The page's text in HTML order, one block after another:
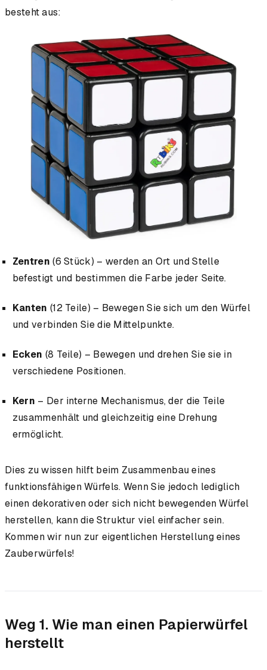
besteht aus:
Zentren (6 Stück) – werden an Ort und Stelle
befestigt und bestimmen die Farbe jeder Seite.
Kanten (12 Teile) – Bewegen Sie sich um den Würfel
und verbinden Sie die Mittelpunkte.
Ecken (8 Teile) – Bewegen und drehen Sie sie in
verschiedene Positionen.
Kern – Der interne Mechanismus, der die Teile
zusammenhält und gleichzeitig eine Drehung
ermöglicht.
Dies zu wissen hilft beim Zusammenbau eines
funktionsfähigen Würfels. Wenn Sie jedoch lediglich
einen dekorativen oder sich nicht bewegenden Würfel
herstellen, kann die Struktur viel einfacher sein.
Kommen wir nun zur eigentlichen Herstellung eines
Zauberwürfels!
Weg 1. Wie man einen Papierwürfel
herstellt